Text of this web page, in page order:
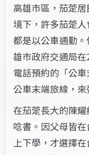
高雄市區，茄萣
境下，許多茄萣
都是以公車通勤
雄市政府交通局
電話預約的「公
公車末端旅線，
在茄萣長大的陳
唸書。因父母皆
上下學，才選擇